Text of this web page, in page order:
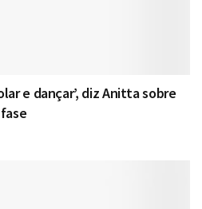
e dançar’, diz Anitta sobre